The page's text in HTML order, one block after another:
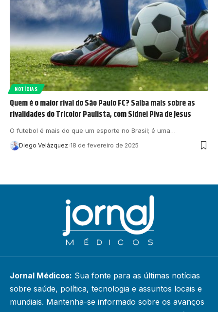
NOTÍCIAS
Quem é o maior rival do São Paulo FC? Saiba mais sobre as
rivalidades do Tricolor Paulista, com Sidnei Piva de Jesus
O futebol é mais do que um esporte no Brasil; é uma…
Diego Velázquez 18 de fevereiro de 2025
Jornal Médicos: Sua fonte para as últimas notícias
sobre saúde, política, tecnologia e assuntos locais e
mundiais. Mantenha-se informado sobre os avanços